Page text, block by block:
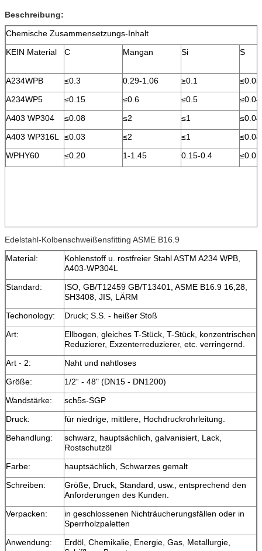
Beschreibung:
Chemische Zusammensetzungs-Inhalt
KEIN Material
C Mangan Si S
A234WPB ≤0.3 0.29-1.06 ≥0.1
A234WP5
≤0.15 ≤0.6 ≤0.5
≤0.04
A403 WP304
≤0.08 ≤2 ≤1
A403 WP316L
≤0.03 ≤2 ≤1
WPHY60
≤0.20 1-1.45 0.15-0.4
Edelstahl-Kolbenschweißensfitting ASME B16.9
Material:
Kohlenstoff u. rostfreier Stahl ASTM A234 WPB,
A403-WP304L
Standard:
ISO, GB/T12459 GB/T13401, ASME B16.9 16,28,
SH3408, JIS, LÄRM
Techonology:
Druck; S.S. - heißer Stoß
Art:
Ellbogen, gleiches T-Stück, T-Stück, konzentrischen
Reduzierer, Exzenterreduzierer, etc. verringernd.
Art - 2:
Naht und nahtloses
Größe:
1/2“ - 48" (DN15 - DN1200)
Wandstärke:
sch5s-SGP
Druck:
für niedrige, mittlere, Hochdruckrohrleitung.
Behandlung:
schwarz, hauptsächlich, galvanisiert, Lack,
Rostschutzöl
Farbe:
hauptsächlich, Schwarzes gemalt
Schreiben:
Größe, Druck, Standard, usw., entsprechend den
Anforderungen des Kunden.
Verpacken:
in geschlossenen Nichträucherungsfällen oder in
Sperrholzpaletten
Anwendung:
Erdöl, Chemikalie, Energie, Gas, Metallurgie,